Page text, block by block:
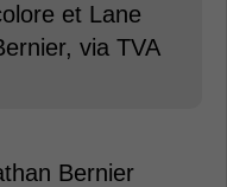
et Lane
via TVA
Bernier